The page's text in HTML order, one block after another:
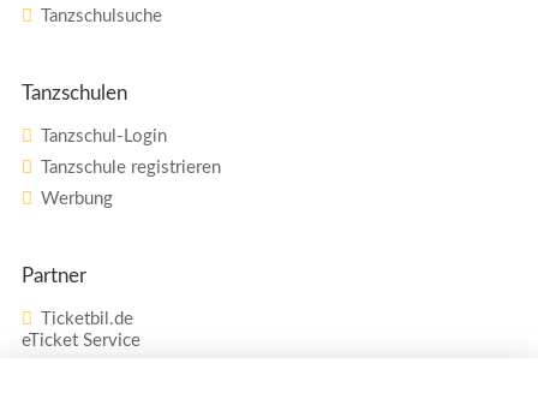
Tanzschulsuche
Tanzschulen
Tanzschul-Login
Tanzschule registrieren
Werbung
Partner
Ticketbil.de
eTicket Service